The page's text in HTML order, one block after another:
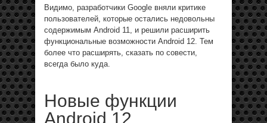
Видимо, разработчики Google вняли критике
пользователей, которые остались недовольны
содержимым Android 11, и решили расширить
функциональные возможности Android 12. Тем
более что расширять, сказать по совести,
всегда было куда.
Новые функции
Android 12